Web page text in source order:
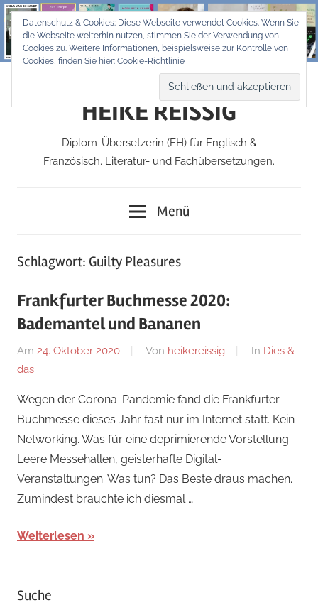
Zum
Inhalt
springen
HEIKE REISSIG
Diplom-Übersetzerin (FH) für Englisch &
Französisch. Literatur- und Fachübersetzungen.
Menü
Schlagwort: Guilty Pleasures
Frankfurter Buchmesse 2020:
Bademantel und Bananen
Am 24. Oktober 2020 Von heikereissig In Dies &
das
Wegen der Corona-Pandemie fand die Frankfurter
Buchmesse dieses Jahr fast nur im Internet statt. Kein
Networking. Was für eine deprimierende Vorstellung.
Leere Messehallen, geisterhafte Digital-
Veranstaltungen. Was tun? Das Beste draus machen.
Zumindest brauchte ich diesmal …
Weiterlesen
Suche
Datenschutz & Cookies: Diese Webseite verwendet Cookies. Wenn Sie
die Webseite weiterhin nutzen, stimmen Sie der Verwendung von
Cookies zu. Weitere Informationen, beispielsweise zur Kontrolle von
Cookies, finden Sie hier: Cookie-Richtlinie